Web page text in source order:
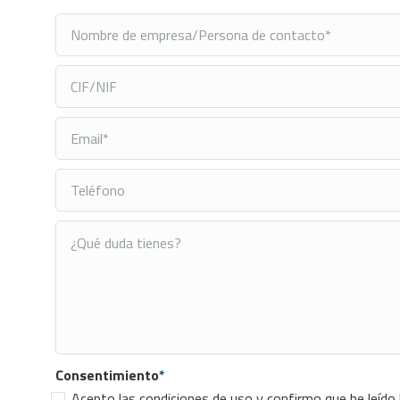
Consentimiento*